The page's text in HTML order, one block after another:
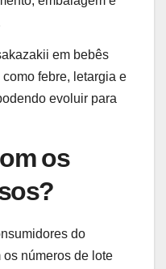
em bebês
febre, letargia e
evoluir para
os
do
os números de lote